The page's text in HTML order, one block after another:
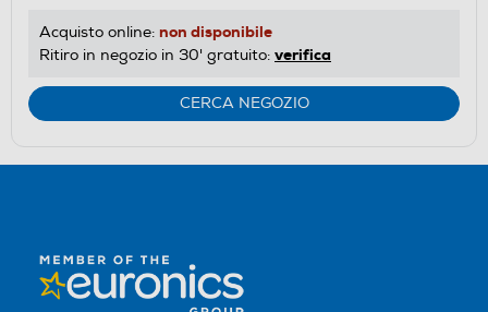
Acquisto online: non disponibile
Ritiro in negozio in 30' gratuito: verifica
CERCA NEGOZIO